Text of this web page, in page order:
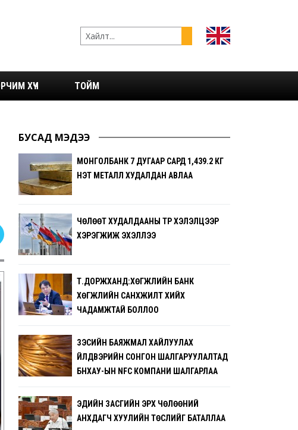
ХҮЧ ТОЙМ
БУСАД МЭДЭЭ
МОНГОЛБАНК 7 ДУГААР САРД 1,439.2 КГ
ҮНЭТ МЕТАЛЛ ХУДАЛДАН АВЛАА
ЧӨЛӨӨТ ХУДАЛДААНЫ ТҮР ХЭЛЭЛЦЭЭР
ХЭРЭГЖИЖ ЭХЭЛЛЭЭ
Т.ДОРЖХАНД:ХӨГЖЛИЙН БАНК
ХӨГЖЛИЙН САНХҮҮЖИЛТ ХИЙХ
ЧАДАМЖТАЙ БОЛЛОО
ЗЭСИЙН БАЯЖМАЛ ХАЙЛУУЛАХ
ҮЙЛДВЭРИЙН СОНГОН ШАЛГАРУУЛАЛТАД
БНХАУ-ЫН NFC КОМПАНИ ШАЛГАРЛАА
ЭДИЙН ЗАСГИЙН ЭРХ ЧӨЛӨӨНИЙ
АНХДАГЧ ХУУЛИЙН ТӨСЛИЙГ БАТАЛЛАА